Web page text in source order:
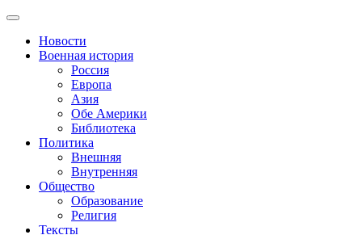
Перейти
содержимому
Журнал старого ворчуна
Записки пенсионера и геймера
Основное
Новости
Военная история
Россия
Европа
Азия
Обе Америки
Библиотека
Политика
Внешняя
Внутренняя
Общество
Образование
Религия
Тексты